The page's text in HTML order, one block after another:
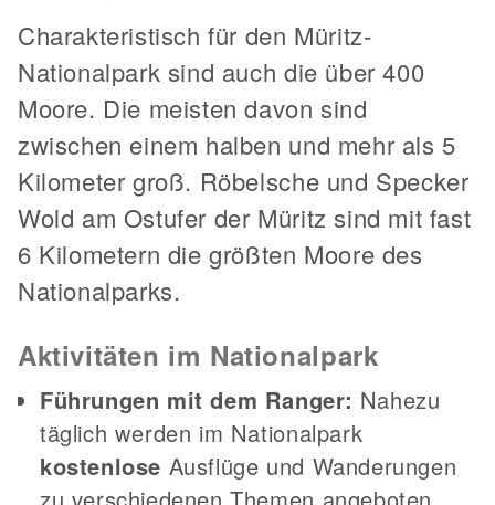
Charakteristisch für den Müritz-
Nationalpark sind auch die über 400
Moore. Die meisten davon sind
zwischen einem halben und mehr als 5
Kilometer groß. Röbelsche und Specker
Wold am Ostufer der Müritz sind mit fast
6 Kilometern die größten Moore des
Nationalparks.
Aktivitäten im Nationalpark
Führungen mit dem Ranger: Nahezu
täglich werden im Nationalpark
kostenlose Ausflüge und Wanderungen